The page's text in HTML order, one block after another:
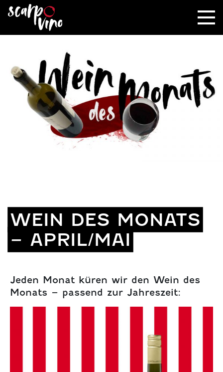
WEIN DES MONATS
– APRIL/MAI
Jeden Monat küren wir den Wein des
Monats – passend zur Jahreszeit: